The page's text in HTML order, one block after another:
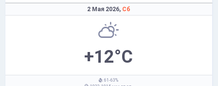
2 Мая 2026, Сб
+12°C
: 61-63%